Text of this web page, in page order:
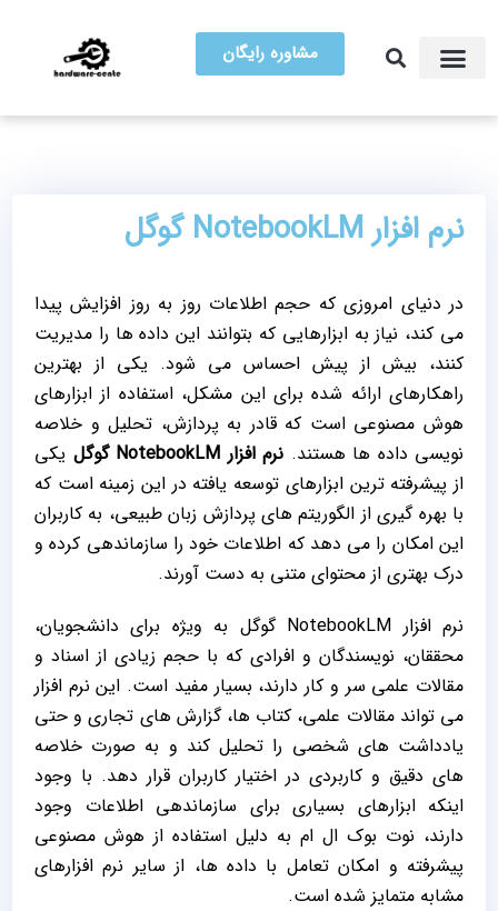
مشاوره رایگان
نرم ‌افزار NotebookLM گوگل
در دنیای امروزی که حجم اطلاعات روز به ‌روز افزایش پیدا
می ‌کند، نیاز به ابزارهایی که بتوانند این داده ‌ها را مدیریت
کنند، بیش از پیش احساس می ‌شود. یکی از بهترین
راهکارهای ارائه شده برای این مشکل، استفاده از ابزارهای
هوش مصنوعی است که قادر به پردازش، تحلیل و خلاصه
‌نویسی داده ‌ها هستند. نرم ‌افزار NotebookLM گوگل یکی
از پیشرفته ‌ترین ابزارهای توسعه ‌یافته در این زمینه است که
با بهره‌ گیری از الگوریتم ‌های پردازش زبان طبیعی، به کاربران
این امکان را می ‌دهد که اطلاعات خود را سازماندهی کرده و
درک بهتری از محتوای متنی به دست آورند.
نرم ‌افزار NotebookLM گوگل به‌ ویژه برای دانشجویان،
محققان، نویسندگان و افرادی که با حجم زیادی از اسناد و
مقالات علمی سر و کار دارند، بسیار مفید است. این نرم ‌افزار
می ‌تواند مقالات علمی، کتاب ‌ها، گزارش‌ های تجاری و حتی
یادداشت ‌های شخصی را تحلیل کند و به ‌صورت خلاصه
‌های دقیق و کاربردی در اختیار کاربران قرار دهد. با وجود
اینکه ابزارهای بسیاری برای سازماندهی اطلاعات وجود
دارند، نوت بوک ال ام به دلیل استفاده از هوش مصنوعی
پیشرفته و امکان تعامل با داده ‌ها، از سایر نرم‌ افزارهای
مشابه متمایز شده است.